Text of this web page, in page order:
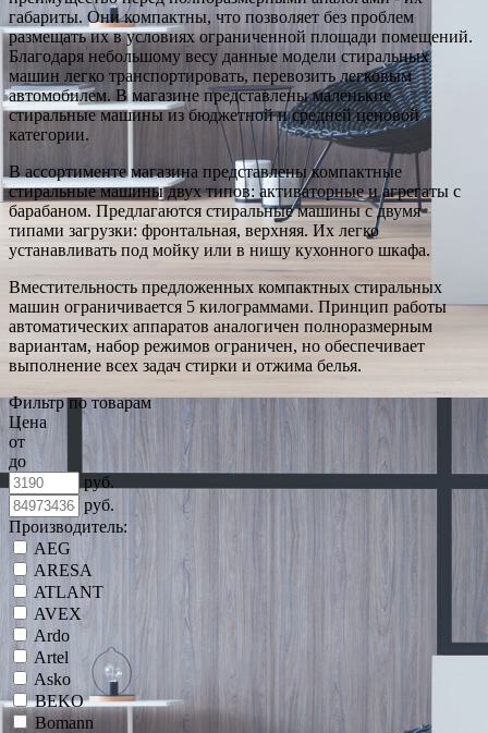
габариты. Они компактны, что позволяет без проблем
размещать их в условиях ограниченной площади помещений.
Благодаря небольшому весу данные модели стиральных
машин легко транспортировать, перевозить легковым
автомобилем. В магазине представлены маленькие
стиральные машины из бюджетной и средней ценовой
категории.
В ассортименте магазина представлены компактные
стиральные машины двух типов: активаторные и агрегаты с
барабаном. Предлагаются стиральные машины с двумя
типами загрузки: фронтальная, верхняя. Их легко
устанавливать под мойку или в нишу кухонного шкафа.
Вместительность предложенных компактных стиральных
машин ограничивается 5 килограммами. Принцип работы
автоматических аппаратов аналогичен полноразмерным
вариантам, набор режимов ограничен, но обеспечивает
выполнение всех задач стирки и отжима белья.
Фильтр по товарам
Цена
от
до
руб.
руб.
Производитель:
AEG
ARESA
ATLANT
AVEX
Ardo
Artel
Asko
BEKO
Bomann